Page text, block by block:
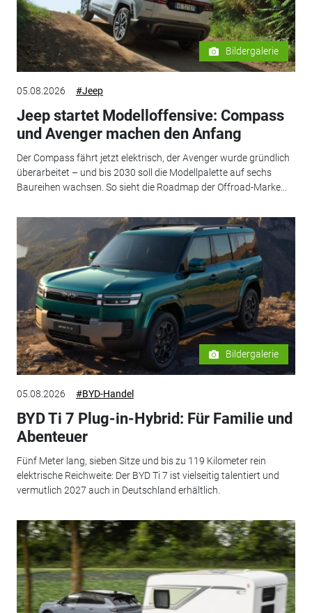
Bildergalerie
05.08.2026 #Jeep
Jeep startet Modelloffensive: Compass
und Avenger machen den Anfang
Der Compass fährt jetzt elektrisch, der Avenger wurde gründlich
überarbeitet – und bis 2030 soll die Modellpalette auf sechs
Baureihen wachsen. So sieht die Roadmap der Offroad-Marke...
Bildergalerie
05.08.2026 #BYD-Handel
BYD Ti 7 Plug-in-Hybrid: Für Familie und
Abenteuer
Fünf Meter lang, sieben Sitze und bis zu 119 Kilometer rein
elektrische Reichweite: Der BYD Ti 7 ist vielseitig talentiert und
vermutlich 2027 auch in Deutschland erhältlich.